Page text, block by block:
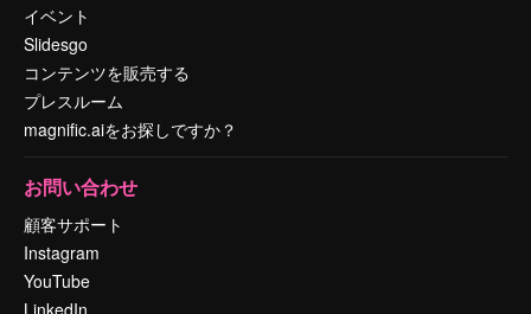
イベント
Slidesgo
コンテンツを販売する
プレスルーム
magnific.aiをお探しですか？
お問い合わせ
顧客サポート
Instagram
YouTube
LinkedIn